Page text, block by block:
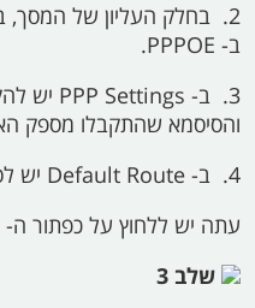
2.
בחלק העליון של המסך,
ב- PPPOE.
3.
ב- PPP Settings יש
והסיסמא שהתקבלו מספק
4.
ב- Default Route יש
עתה יש ללחוץ על כפתור ה-
שלב 3